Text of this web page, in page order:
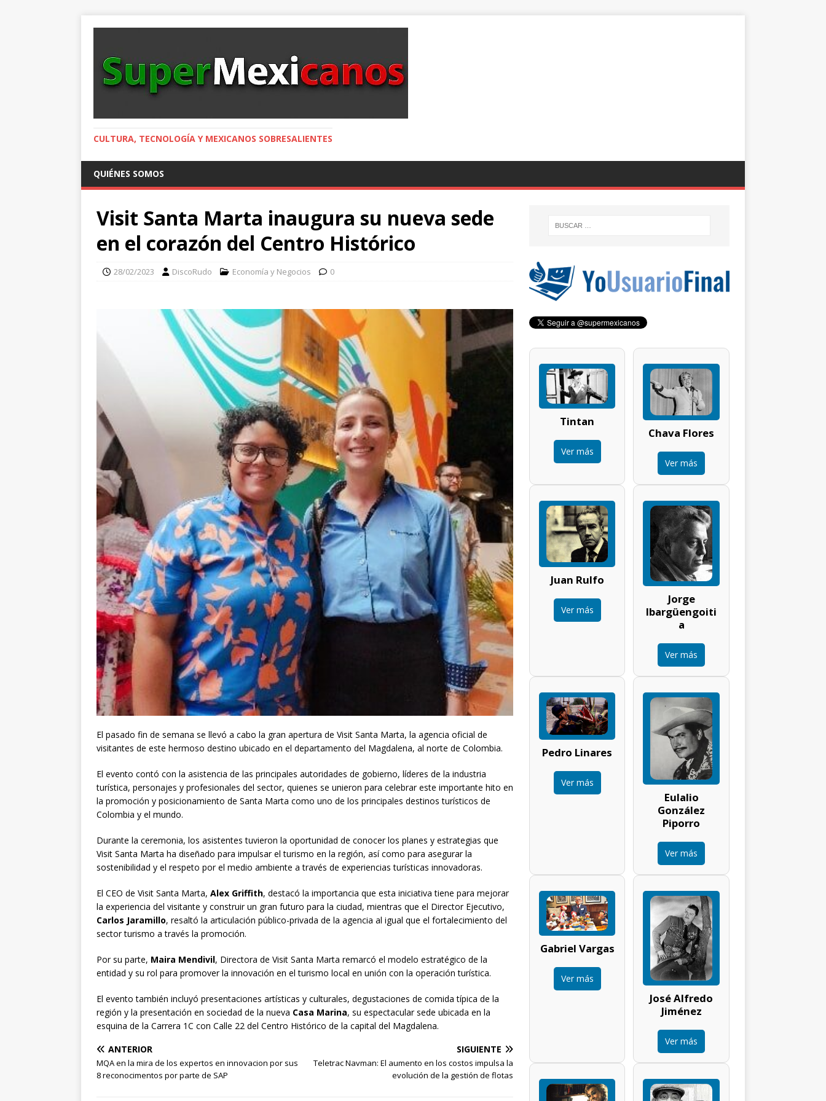
CULTURA, TECNOLOGÍA Y MEXICANOS SOBRESALIENTES
QUIÉNES SOMOS
Visit Santa Marta inaugura su nueva sede
en el corazón del Centro Histórico
28/02/2023 DiscoRudo Economía y Negocios 0
El pasado fin de semana se llevó a cabo la gran apertura de Visit Santa Marta, la agencia oficial de
visitantes de este hermoso destino ubicado en el departamento del Magdalena, al norte de Colombia.
El evento contó con la asistencia de las principales autoridades de gobierno, líderes de la industria
turística, personajes y profesionales del sector, quienes se unieron para celebrar este importante hito en
la promoción y posicionamiento de Santa Marta como uno de los principales destinos turísticos de
Colombia y el mundo.
Durante la ceremonia, los asistentes tuvieron la oportunidad de conocer los planes y estrategias que
Visit Santa Marta ha diseñado para impulsar el turismo en la región, así como para asegurar la
sostenibilidad y el respeto por el medio ambiente a través de experiencias turísticas innovadoras.
El CEO de Visit Santa Marta, Alex Griffith, destacó la importancia que esta iniciativa tiene para mejorar
la experiencia del visitante y construir un gran futuro para la ciudad, mientras que el Director Ejecutivo,
Carlos Jaramillo, resaltó la articulación público-privada de la agencia al igual que el fortalecimiento del
sector turismo a través la promoción.
Por su parte, Maira Mendivil, Directora de Visit Santa Marta remarcó el modelo estratégico de la
entidad y su rol para promover la innovación en el turismo local en unión con la operación turística.
El evento también incluyó presentaciones artísticas y culturales, degustaciones de comida típica de la
región y la presentación en sociedad de la nueva Casa Marina, su espectacular sede ubicada en la
esquina de la Carrera 1C con Calle 22 del Centro Histórico de la capital del Magdalena.
ANTERIOR
MQA en la mira de los expertos en innovacion por sus
8 reconocimentos por parte de SAP
SIGUIENTE
Teletrac Navman: El aumento en los costos impulsa la
evolución de la gestión de flotas
Tintan
Ver más
Chava Flores
Ver más
Juan Rulfo
Ver más
Jorge
Ibargüengoiti
a
Ver más
Pedro Linares
Ver más
Eulalio
González
Piporro
Ver más
Gabriel Vargas
Ver más
José Alfredo
Jiménez
Ver más